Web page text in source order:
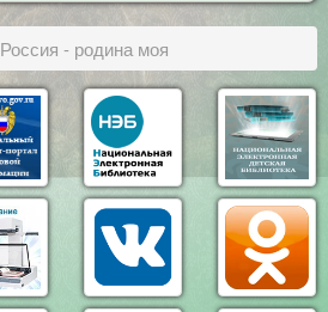
Россия - родина моя